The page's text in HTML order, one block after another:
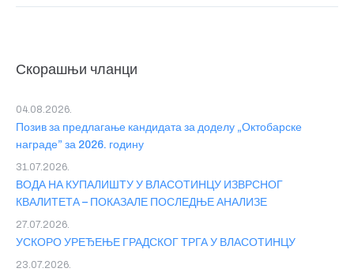
Скорашњи чланци
Позив за предлагање кандидата за доделу „Октобарске
награде” за 2026. годину
04.08.2026.
ВОДА НА КУПАЛИШТУ У ВЛАСОТИНЦУ ИЗВРСНОГ
КВАЛИТЕТА – ПОКАЗАЛЕ ПОСЛЕДЊЕ АНАЛИЗЕ
31.07.2026.
УСКОРО УРЕЂЕЊЕ ГРАДСКОГ ТРГА У ВЛАСОТИНЦУ
27.07.2026.
23.07.2026.